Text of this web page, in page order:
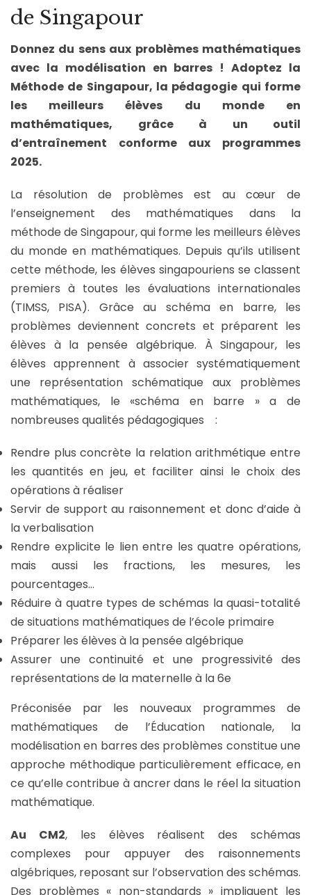
de Singapour
Donnez du sens aux problèmes mathématiques
avec la modélisation en barres ! Adoptez la
Méthode de Singapour, la pédagogie qui forme
les meilleurs élèves du monde en
mathématiques, grâce à un outil
d’entraînement conforme aux programmes
2025.
La résolution de problèmes est au cœur de
l’enseignement des mathématiques dans la
méthode de Singapour, qui forme les meilleurs élèves
du monde en mathématiques. Depuis qu’ils utilisent
cette méthode, les élèves singapouriens se classent
premiers à toutes les évaluations internationales
(TIMSS, PISA). Grâce au schéma en barre, les
problèmes deviennent concrets et préparent les
élèves à la pensée algébrique. À Singapour, les
élèves apprennent à associer systématiquement
une représentation schématique aux problèmes
mathématiques, le «schéma en barre » a de
nombreuses qualités pédagogiques :
Rendre plus concrète la relation arithmétique entre
les quantités en jeu, et faciliter ainsi le choix des
opérations à réaliser
Servir de support au raisonnement et donc d’aide à
la verbalisation
Rendre explicite le lien entre les quatre opérations,
mais aussi les fractions, les mesures, les
pourcentages…
Réduire à quatre types de schémas la quasi-totalité
de situations mathématiques de l’école primaire
Préparer les élèves à la pensée algébrique
Assurer une continuité et une progressivité des
représentations de la maternelle à la 6e
Préconisée par les nouveaux programmes de
mathématiques de l’Éducation nationale, la
modélisation en barres des problèmes constitue une
approche méthodique particulièrement efficace, en
ce qu’elle contribue à ancrer dans le réel la situation
mathématique.
Au CM2, les élèves réalisent des schémas
complexes pour appuyer des raisonnements
algébriques, reposant sur l’observation des schémas.
Des problèmes « non-standards » impliquent les